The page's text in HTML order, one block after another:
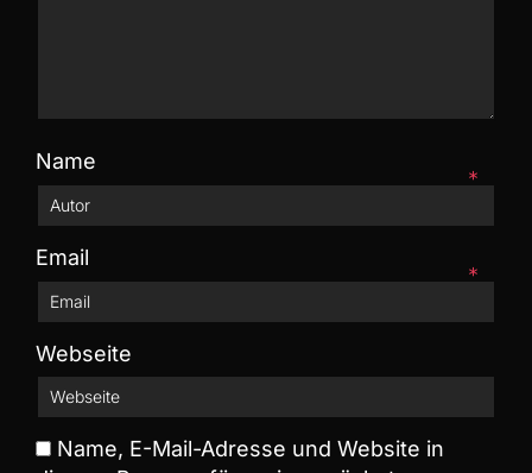
Name
*
Email
*
Webseite
Name, E-Mail-Adresse und Website in